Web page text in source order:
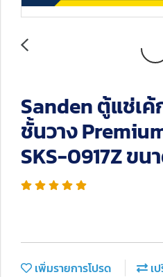
Sanden ตู้แช่เ
ชั้นวาง
SKS-0917Z ขน
เพิ่มรายการโปรด
เ